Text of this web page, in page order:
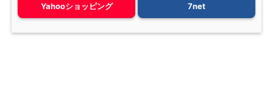
Yahooショッピング 7net